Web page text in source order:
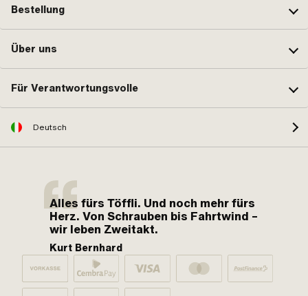
Bestellung
Über uns
Für Verantwortungsvolle
Deutsch
Alles fürs Töffli. Und noch mehr fürs
Herz. Von Schrauben bis Fahrtwind –
wir leben Zweitakt.
Kurt Bernhard